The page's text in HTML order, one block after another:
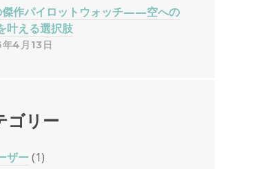
傑作パイロットウォッチ——空への
叶える選択肢
4月13日
ゴリー
ザー(1)